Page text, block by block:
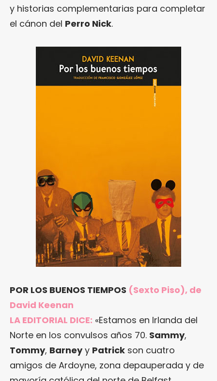
y historias complementarias para completar
el cánon del Perro Nick.
POR LOS BUENOS TIEMPOS (Sexto Piso), de
David Keenan
LA EDITORIAL DICE: «Estamos en Irlanda del
Norte en los convulsos años 70. Sammy,
Tommy, Barneyy Patrick son cuatro
amigos de Ardoyne, zona depauperada y de